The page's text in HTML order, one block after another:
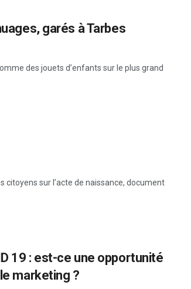
garés à Tarbes
des jouets d’enfants sur le plus grand
sur l’acte de naissance, document
19 : est-ce une opportunité
marketing ?